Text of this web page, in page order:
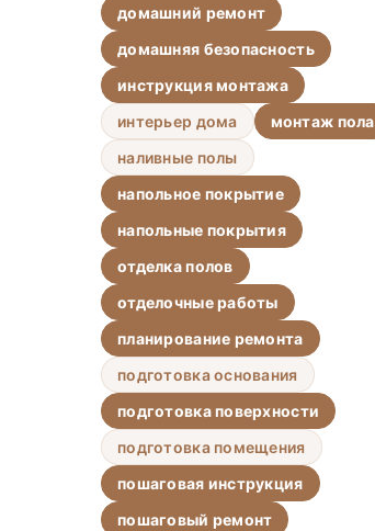
домашний ремонт
домашняя безопасность
инструкция монтажа
интерьер дома
монтаж пола
наливные полы
напольное покрытие
напольные покрытия
отделка полов
отделочные работы
планирование ремонта
подготовка основания
подготовка поверхности
подготовка помещения
пошаговая инструкция
пошаговый ремонт